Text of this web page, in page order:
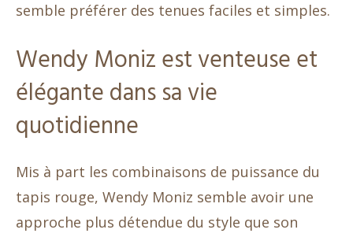
semble préférer des tenues faciles et simples.
Wendy Moniz est venteuse et
élégante dans sa vie
quotidienne
Mis à part les combinaisons de puissance du
tapis rouge, Wendy Moniz semble avoir une
approche plus détendue du style que son